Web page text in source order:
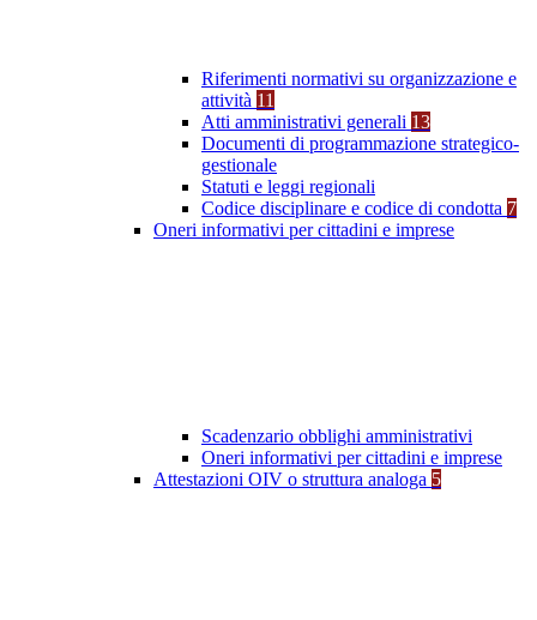
Riferimenti normativi su organizzazione e
attività 11
Atti amministrativi generali 13
Documenti di programmazione strategico-
gestionale
Statuti e leggi regionali
Codice disciplinare e codice di condotta 7
Oneri informativi per cittadini e imprese
Scadenzario obblighi amministrativi
Oneri informativi per cittadini e imprese
Attestazioni OIV o struttura analoga 5